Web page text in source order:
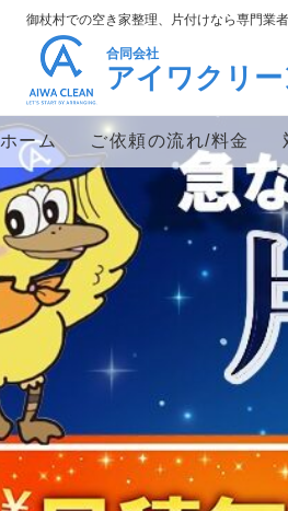
御杖村での空き家整理、片付けなら専門業
合同会社
アイワクリー
ホーム ご依頼の流れ/料金